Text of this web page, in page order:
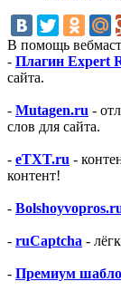
В помощь
- Плагин Expert
сайта.
- Mutagen.ru -
слов для сайта.
- eTXT.ru -
контент!
-
- ruCaptcha -
- Премиум